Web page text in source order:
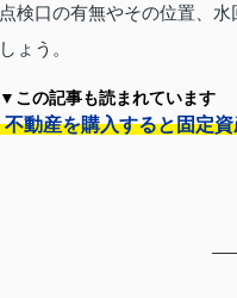
点検口の有無やその位置、
しょう。
▼この記事も読まれています
不動産を購入すると固定